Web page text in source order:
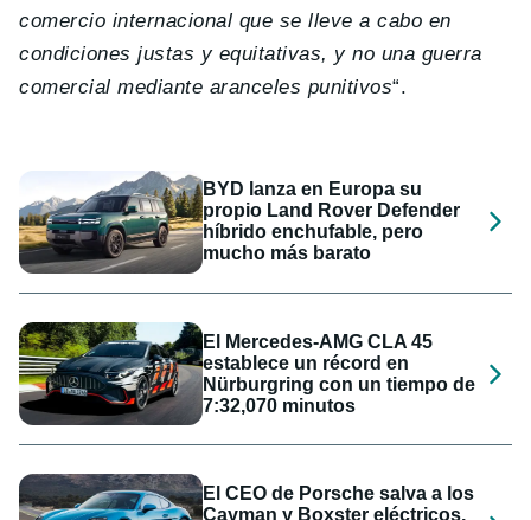
comercio internacional que se lleve a cabo en
condiciones justas y equitativas, y no una guerra
comercial mediante aranceles punitivos“.
BYD lanza en Europa su
propio Land Rover Defender
híbrido enchufable, pero
mucho más barato
El Mercedes-AMG CLA 45
establece un récord en
Nürburgring con un tiempo de
7:32,070 minutos
El CEO de Porsche salva a los
Cayman y Boxster eléctricos,